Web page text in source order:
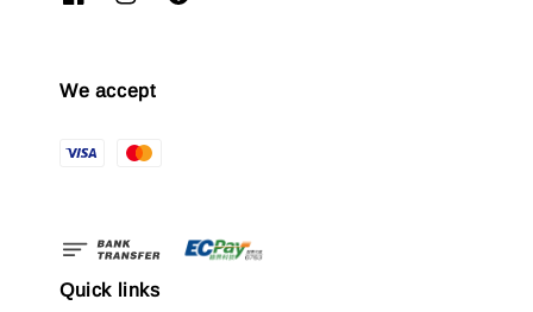
We accept
Quick links